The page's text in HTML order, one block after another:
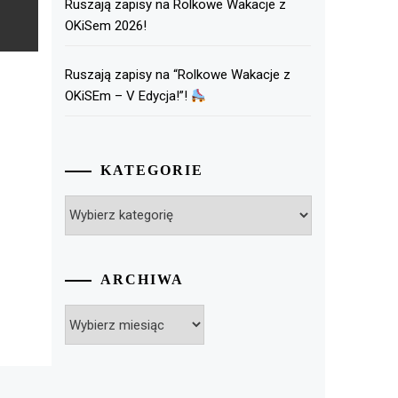
Ruszają zapisy na Rolkowe Wakacje z
OKiSem 2026!
Ruszają zapisy na “Rolkowe Wakacje z
OKiSEm – V Edycja!”!
KATEGORIE
ARCHIWA